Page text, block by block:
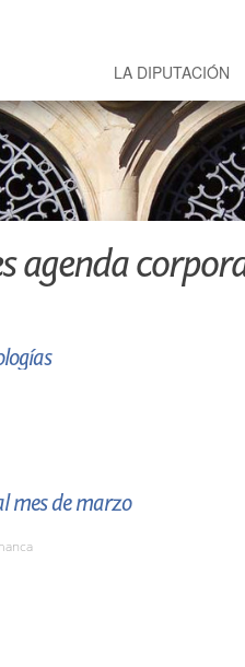
LA DIPUTACIÓN
agenda
mes de marzo